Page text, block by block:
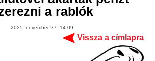
a rablók
2025. november 27. 14:09
Vissza a címlapra